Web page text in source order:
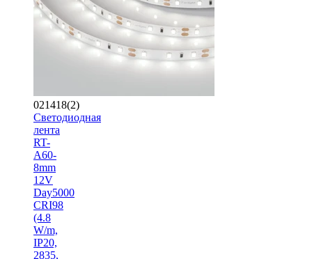
021418(2)
Светодиодная
лента
RT-
A60-
8mm
12V
Day5000
CRI98
(4.8
W/m,
IP20,
2835,